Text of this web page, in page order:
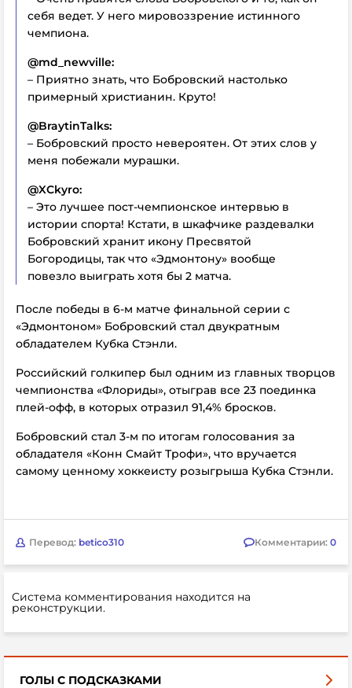
себя ведет. У него мировоззрение истинного
чемпиона.
@md_newville:
– Приятно знать, что Бобровский настолько
примерный христианин. Круто!
@BraytinTalks:
– Бобровский просто невероятен. От этих слов у
меня побежали мурашки.
@XCkyro:
– Это лучшее пост-чемпионское интервью в
истории спорта! Кстати, в шкафчике раздевалки
Бобровский хранит икону Пресвятой
Богородицы, так что «Эдмонтону» вообще
повезло выиграть хотя бы 2 матча.
После победы в 6-м матче финальной серии с
«Эдмонтоном» Бобровский стал двукратным
обладателем Кубка Стэнли.
Российский голкипер был одним из главных творцов
чемпионства «Флориды», отыграв все 23 поединка
плей-офф, в которых отразил 91,4% бросков.
Бобровский стал 3-м по итогам голосования за
обладателя «Конн Смайт Трофи», что вручается
самому ценному хоккеисту розыгрыша Кубка Стэнли.
Перевод: betico310 Комментарии: 0
Система комментирования находится на
реконструкции.
ГОЛЫ С ПОДСКАЗКАМИ